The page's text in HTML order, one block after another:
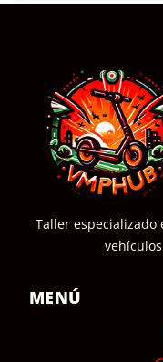
Taller especializado
MENÚ